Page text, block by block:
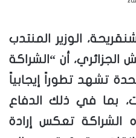
الوزير المنتدب
الجزائري، أن “الشراكة
تشهد تطوراً إيجابياً
بما في ذلك الدفاع
الشراكة تعكس إرادة